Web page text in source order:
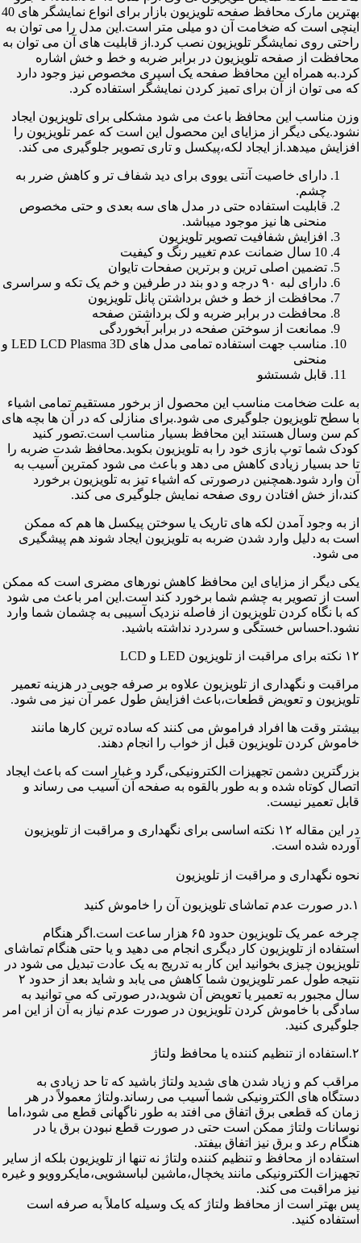
بهترین مارک محافظ صفحه تلویزیون بازار برای انواع نمایشگر های 40
اینچی است که ضخامت آن دو میلی متر است.این مدل را می توان به
راحتی روی نمایشگر تلویزیون نصب کرد.از قابلیت های آن می توان به
محافظت از صفحه تلویزیون در برابر ضربه و خط و خش اشاره
کرد.به همراه این محافظ صفحه یک اسپری مخصوص نیز وجود دارد
که می توان از آن برای تمیز کردن نمایشگر استفاده کرد.
وزن مناسب این محافظ باعث می شود مشکلی برای تلویزیون ایجاد
نشود.یکی دیگر از مزایای این محصول این است که عمر تلویزیون را
افزایش میدهد.از ایجاد لکه،پیکسل و تاری تصویر جلوگیری می کند.
دارای خاصیت آنتی یووی برای دید شفاف تر و کاهش ضرر به
چشم.
قابلیت استفاده حتی در مدل های سه بعدی و حتی مخصوص
منحنی ها نیز موجود میباشد.
افزایش شفافیت تصویر تلویزیون
10 سال ضمانت عدم تغییر رنگ و کیفیت
تضمین اصلی ترین و برترین صفحات تایوان
دارای لبه ۹۰ درجه و دو بند در طرفین و خم یک تکه و سراسری
محافظت از خط و خش برداشتن پانل تلویزیون
محافظت در برابر ضربه و لک برداشتن صفحه
ممانعت از سوختن صفحه در برابر آبخوردگی
مناسب جهت استفاده تمامی مدل های LED LCD Plasma 3D و
منحنی
قابل شستشو
به علت ضخامت مناسب این محصول از برخور مستقیم تمامی اشیاء
با سطح تلویزیون جلوگیری می شود.برای منازلی که در آن ها بچه های
کم سن وسال هستند این محافظ بسیار مناسب است.تصور کنید
کودک شما توپ بازی خود را به تلویزیون بکوبد.محافظ شدت ضربه را
تا حد بسیار زیادی کاهش می دهد و باعث می شود کمترین آسیب به
آن وارد شود.همچنین درصورتی که اشیاء تیز به تلویزیون برخورد
کند،از خش افتادن روی صفحه نمایش جلوگیری می کند.
از به وجود آمدن لکه های تاریک یا سوختن پیکسل ها هم که ممکن
است به دلیل وارد شدن ضربه به تلویزیون ایجاد شوند هم پیشگیری
می شود.
یکی دیگر از مزایای این محافظ کاهش نورهای مضری است که ممکن
است از تصویر به چشم شما برخورد کند است.این امر باعث می شود
که با نگاه کردن تلویزیون از فاصله نزدیک آسیبی به چشمان شما وارد
نشود.احساس خستگی و سردرد نداشته باشید.
۱۲ نکته برای مراقبت از تلویزیون LED و LCD
مراقبت و نگهداری از تلویزیون علاوه بر صرفه جویی در هزینه تعمیر
تلویزیون و تعویض قطعات،باعث افزایش طول عمر آن نیز می شود.
بیشتر وقت ها افراد فراموش می کنند که ساده ترین کارها مانند
خاموش کردن تلویزیون قبل از خواب را انجام دهند.
بزرگترین دشمن تجهیزات الکترونیکی،گرد و غبار است که باعث ایجاد
اتصال کوتاه شده و به طور بالقوه به صفحه آن آسیب می رساند و
قابل تعمیر نیست.
در این مقاله ۱۲ نکته اساسی برای نگهداری و مراقبت از تلویزیون
آورده شده است.
نحوه نگهداری و مراقبت از تلویزیون
۱.در صورت عدم تماشای تلویزیون آن را خاموش کنید
چرخه عمر یک تلویزیون حدود ۶۵ هزار ساعت است.اگر هنگام
استفاده از تلویزیون کار دیگری انجام می دهید و یا حتی هنگام تماشای
تلویزیون چیزی بخوانید این کار به تدریج به یک عادت تبدیل می شود در
نتیجه طول عمر تلویزیون شما کاهش می یابد و شاید بعد از حدود ۲
سال مجبور به تعمیر یا تعویض آن شوید،در صورتی که می توانید به
سادگی با خاموش کردن تلویزیون در صورت عدم نیاز به آن از این امر
جلوگیری کنید.
۲.استفاده از تنظیم کننده یا محافظ ولتاژ
مراقب کم و زیاد شدن های شدید ولتاژ باشید که تا حد زیادی به
دستگاه های الکترونیکی شما آسیب می رساند.ولتاژ معمولاً در هر
زمان که قطعی برق اتفاق می افتد به طور ناگهانی قطع می شود،اما
نوسانات ولتاژ ممکن است حتی در صورت قطع نبودن برق یا در
هنگام رعد و برق نیز اتفاق بیفتد.
استفاده از محافظ و تنظیم کننده ولتاژ نه تنها از تلویزیون بلکه از سایر
تجهیزات الکترونیکی مانند یخچال،ماشین لباسشویی،مایکروویو و غیره
نیز مراقبت می کند.
پس بهتر است از محافظ ولتاژ که یک وسیله کاملاً به صرفه است
استفاده کنید.